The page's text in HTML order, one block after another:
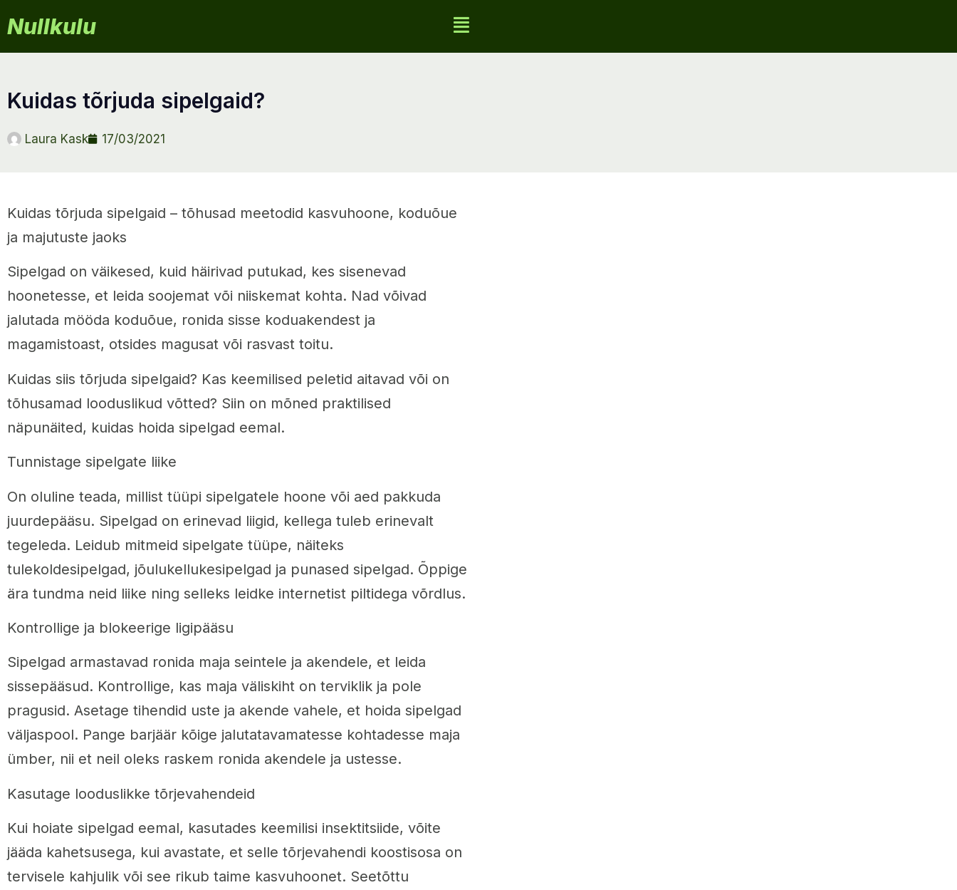
Nullkulu
kuidas tõrjuda sipelgaid?
Laura Kask 17/03/2021
Kuidas tõrjuda sipelgaid – tõhusad meetodid kasvuhoone, koduõue
ja majutuste jaoks
Sipelgad on väikesed, kuid häirivad putukad, kes sisenevad
hoonetesse, et leida soojemat või niiskemat kohta. Nad võivad
jalutada mööda koduõue, ronida sisse koduakendest ja
magamistoast, otsides magusat või rasvast toitu.
Kuidas siis tõrjuda sipelgaid? Kas keemilised peletid aitavad või on
tõhusamad looduslikud võtted? Siin on mõned praktilised
näpunäited, kuidas hoida sipelgad eemal.
Tunnistage sipelgate liike
On oluline teada, millist tüüpi sipelgatele hoone või aed pakkuda
juurdepääsu. Sipelgad on erinevad liigid, kellega tuleb erinevalt
tegeleda. Leidub mitmeid sipelgate tüüpe, näiteks
tulekoldesipelgad, jõulukellukesipelgad ja punased sipelgad. Õppige
ära tundma neid liike ning selleks leidke internetist piltidega võrdlus.
Kontrollige ja blokeerige ligipääsu
Sipelgad armastavad ronida maja seintele ja akendele, et leida
sissepääsud. Kontrollige, kas maja väliskiht on terviklik ja pole
pragusid. Asetage tihendid uste ja akende vahele, et hoida sipelgad
väljaspool. Pange barjäär kõige jalutatavamatesse kohtadesse maja
ümber, nii et neil oleks raskem ronida akendele ja ustesse.
Kasutage looduslikke tõrjevahendeid
Kui hoiate sipelgad eemal, kasutades keemilisi insektitsiide, võite
jääda kahetsusega, kui avastate, et selle tõrjevahendi koostisosa on
tervisele kahjulik või see rikub taime kasvuhoonet. Seetõttu